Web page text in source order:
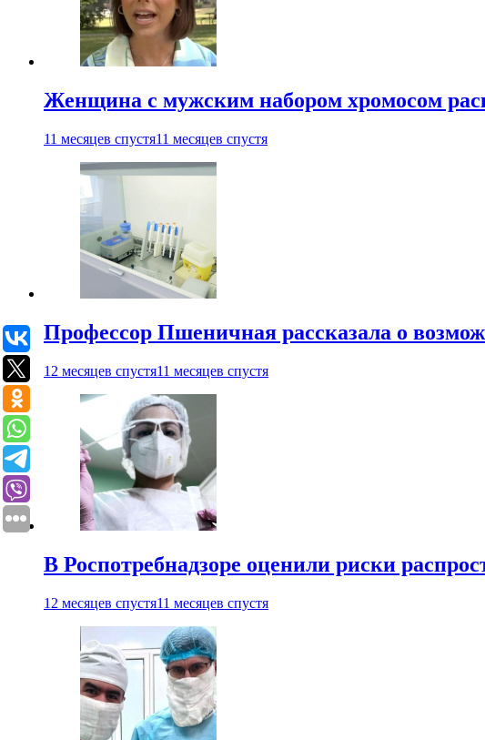
Женщина с мужским набором хромосом
11 месяцев спустя11 месяцев спустя
Профессор Пшеничная рассказала о
12 месяцев спустя11 месяцев спустя
В Роспотребнадзоре оценили риски
12 месяцев спустя11 месяцев спустя